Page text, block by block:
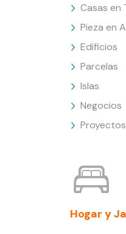
Casas en
Pieza en
Edificios
Parcelas
Islas
Negocios
Hogar y